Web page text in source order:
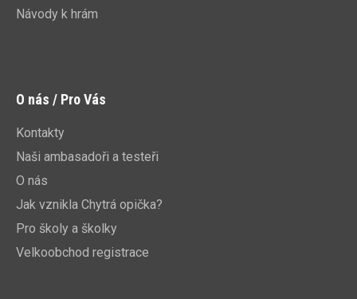
Návody k hrám
O nás / Pro Vás
Kontakty
Naši ambasadoři a testeři
O nás
Jak vznikla Chytrá opička?
Pro školy a školky
Velkoobchod registrace